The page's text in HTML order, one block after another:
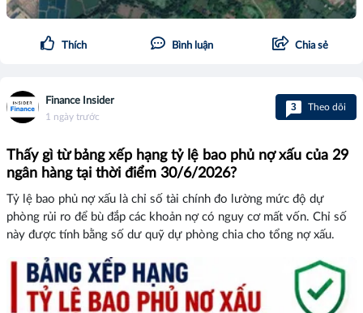
Thích Bình luận Chia sẻ
Finance Insider
1 ngày trước
3 Theo dõi
Thấy gì từ bảng xếp hạng tỷ lệ bao phủ nợ xấu của 29
ngân hàng tại thời điểm 30/6/2026?
Tỷ lệ bao phủ nợ xấu là chỉ số tài chính đo lường mức độ dự
phòng rủi ro để bù đắp các khoản nợ có nguy cơ mất vốn. Chỉ số
này được tính bằng số dư quỹ dự phòng chia cho tổng nợ xấu.